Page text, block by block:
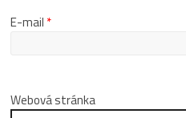
E-mail *
Webová stránka